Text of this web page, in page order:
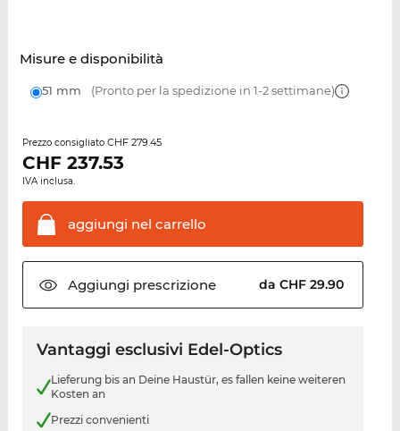
Misure e disponibilità
51 mm (Pronto per la spedizione in 1-2 settimane)
Prezzo consigliato CHF 279.45
CHF 237.53
IVA inclusa.
aggiungi nel carrello
Aggiungi prescrizione da CHF 29.90
Vantaggi esclusivi Edel-Optics
Lieferung bis an Deine Haustür, es fallen keine weiteren
Kosten an
Prezzi convenienti